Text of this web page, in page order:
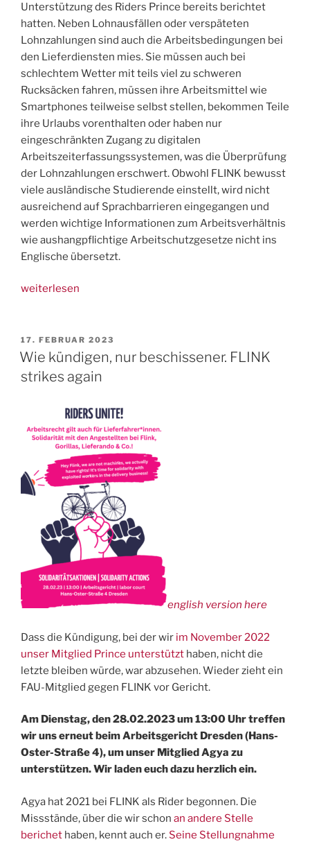
Unterstützung des Riders Prince bereits berichtet
hatten. Neben Lohnausfällen oder verspäteten
Lohnzahlungen sind auch die Arbeitsbedingungen bei
den Lieferdiensten mies. Sie müssen auch bei
schlechtem Wetter mit teils viel zu schweren
Rucksäcken fahren, müssen ihre Arbeitsmittel wie
Smartphones teilweise selbst stellen, bekommen Teile
ihre Urlaubs vorenthalten oder haben nur
eingeschränkten Zugang zu digitalen
Arbeitszeiterfassungssystemen, was die Überprüfung
der Lohnzahlungen erschwert. Obwohl FLINK bewusst
viele ausländische Studierende einstellt, wird nicht
ausreichend auf Sprachbarrieren eingegangen und
werden wichtige Informationen zum Arbeitsverhältnis
wie aushangpflichtige Arbeitschutzgesetze nicht ins
Englische übersetzt.
„Gekündigter
gegen
Flink!“
weiterlesen
VERÖFFENTLICHT
AM
17. FEBRUAR 2023
Wie kündigen, nur beschissener. FLINK
strikes again
english version here
Dass die Kündigung, bei der wir im November 2022
unser Mitglied Prince unterstützt haben, nicht die
letzte bleiben würde, war abzusehen. Wieder zieht ein
FAU-Mitglied gegen FLINK vor Gericht.
Am Dienstag, den 28.02.2023 um 13:00 Uhr treffen
wir uns erneut beim Arbeitsgericht Dresden (Hans-
Oster-Straße 4), um unser Mitglied Agya zu
unterstützen. Wir laden euch dazu herzlich ein.
Agya hat 2021 bei FLINK als Rider begonnen. Die
Missstände, über die wir schon an andere Stelle
berichet haben, kennt auch er.Seine Stellungnahme